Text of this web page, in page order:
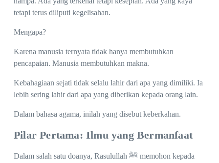
tetapi terus diliputi kegelisahan.
Mengapa?
Karena manusia ternyata tidak hanya membutuhkan
pencapaian. Manusia membutuhkan makna.
Kebahagiaan sejati tidak selalu lahir dari apa yang dimiliki. Ia
lebih sering lahir dari apa yang diberikan kepada orang lain.
Dalam bahasa agama, inilah yang disebut keberkahan.
Pilar Pertama: Ilmu yang Bermanfaat
Dalam salah satu doanya, Rasulullah ﷺ memohon kepada